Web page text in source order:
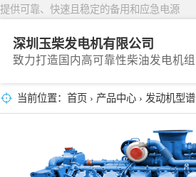
提供可靠、快速且稳定的备用和应急电源
深圳玉柴发电机有限公司
致力打造国内高可靠性柴油发电机组
当前位置： 首页 › 产品中心 › 发动机型谱
固定开放式
移动拖车电站